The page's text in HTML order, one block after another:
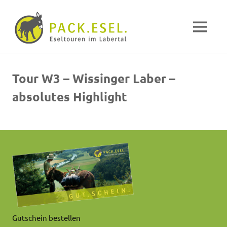
springen
MENÜ
Tour W3 – Wissinger Laber –
absolutes Highlight
Gutschein bestellen